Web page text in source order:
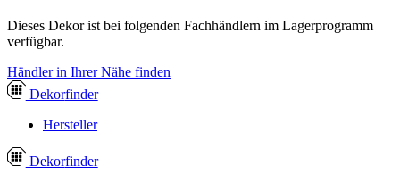
Dieses Dekor ist bei folgenden Fachhändlern im Lagerprogramm
verfügbar.
Händler in Ihrer Nähe finden
Dekorfinder
Hersteller
Dekorfinder